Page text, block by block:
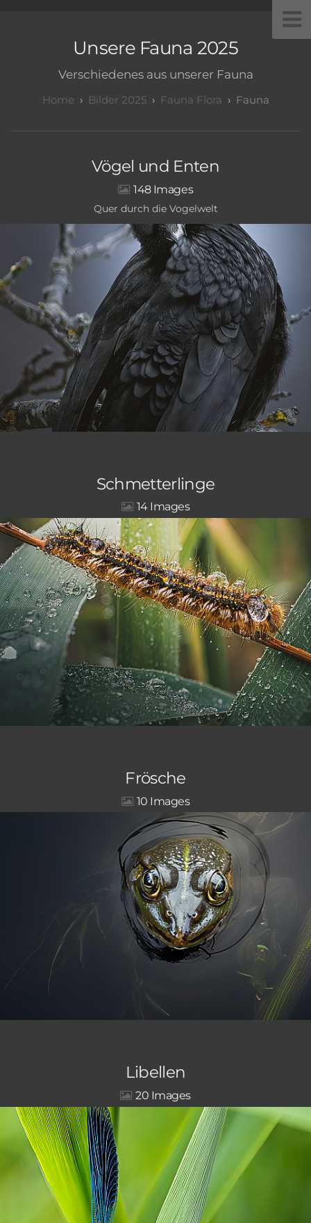
Unsere Fauna 2025
Verschiedenes aus unserer Fauna
Bilder 2025 Fauna Flora Fauna
Vögel und Enten
148
Quer durch die Vogelwelt
Schmetterlinge
14
Frösche
10
Libellen
20